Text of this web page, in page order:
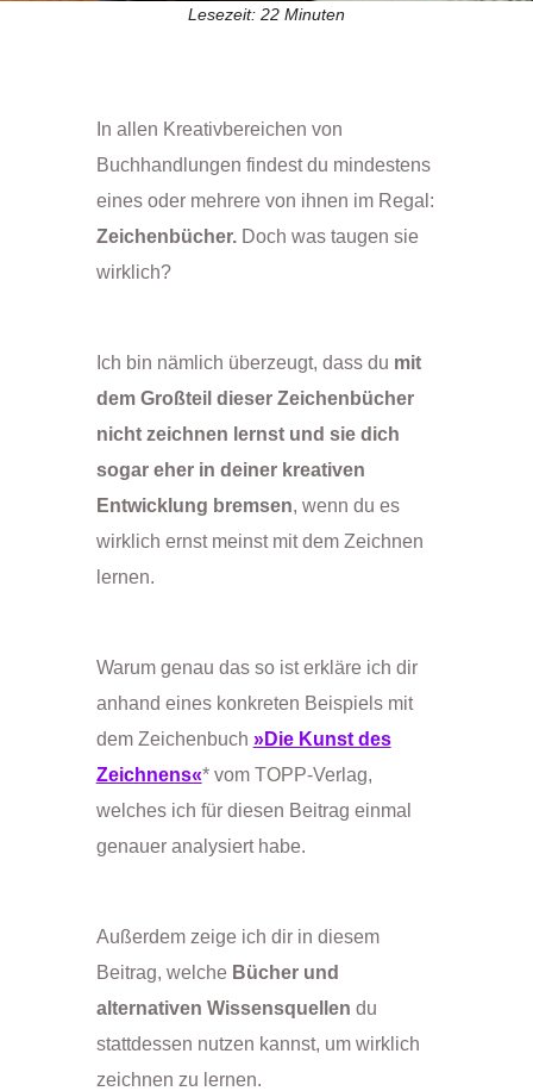
Lesezeit: 22 Minuten
In allen Kreativbereichen von
Buchhandlungen findest du mindestens
eines oder mehrere von ihnen im Regal:
Zeichenbücher.Doch was taugen sie
wirklich?
Ich bin nämlich überzeugt, dass du mit
dem Großteil dieser Zeichenbücher
nicht zeichnen lernst und sie dich
sogar eher in deiner kreativen
Entwicklung bremsen, wenn du es
wirklich ernst meinst mit dem Zeichnen
lernen.
Warum genau das so ist erkläre ich dir
anhand eines konkreten Beispiels mit
dem Zeichenbuch »Die Kunst des
Zeichnens«* vom TOPP-Verlag,
welches ich für diesen Beitrag einmal
genauer analysiert habe.
Außerdem zeige ich dir in diesem
Beitrag, welche Bücher und
alternativen Wissensquellen du
stattdessen nutzen kannst, um wirklich
zeichnen zu lernen.